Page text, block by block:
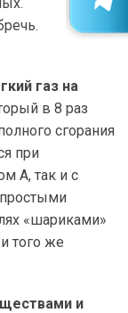
газ на
в 8 раз
сгорания
при
А, так и с
«шариками»
того же
и